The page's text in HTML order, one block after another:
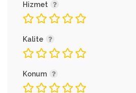
Hizmet
Kalite
Konum